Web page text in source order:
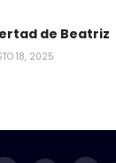
de Beatriz
18, 2025